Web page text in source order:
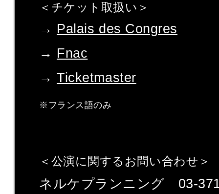
＜チケット取扱い＞
→ Palais des Congres
→ Fnac
→Ticketmaster
※フランス語のみ
＜公演に関するお問い合わせ＞
ネルケプランニング 03-